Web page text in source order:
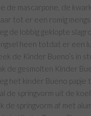
de mascarpone, de
tot er een romig
de lobbig geklopte
heen totdat er een
de Kinder Bueno’s in
de gesmolten Kinder
het kinder Bueno papje
de springvorm uit de
de springvorm af met